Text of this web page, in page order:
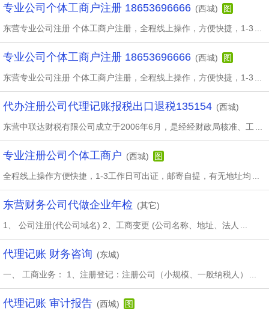
专业公司个体工商户注册 18653696666 (西城) 图
东营专业公司注册 个体工商户注册，全程线上操作，方便快捷，1-3
专业公司个体工商户注册 18653696666 (西城) 图
东营专业公司注册 个体工商户注册，全程线上操作，方便快捷，1-3
代办注册公司代理记账报税出口退税135154 (西城)
东营中联达财税有限公司成立于2006年6月，是经经财政局核准、工
专业注册公司个体工商户 (西城) 图
全程线上操作方便快捷，1-3工作日可出证，邮寄自提，有无地址均
东营财务公司代做企业年检 (其它)
1、 公司注册(代公司域名) 2、工商变更 (公司名称、地址、法人
代理记账 财务咨询 (东城)
一、 工商业务： 1、注册登记：注册公司（小规模、一般纳税人）
代理记账 审计报告 (西城) 图